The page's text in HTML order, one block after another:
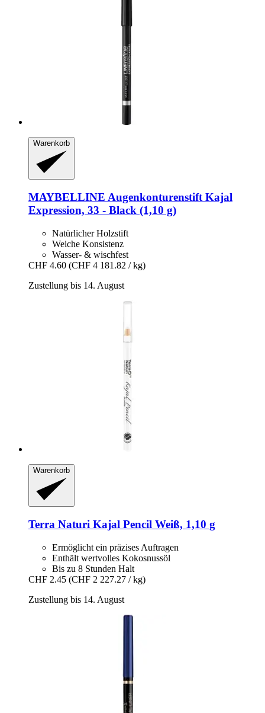
Warenkorb
MAYBELLINE Augenkonturenstift Kajal
Expression, 33 -​ Black (1,10 g)
Natürlicher Holzstift
Weiche Konsistenz
Wasser- & wischfest
CHF 4.60 (CHF 4 181.82 / kg)
Zustellung bis 14. August
Warenkorb
Terra Naturi Kajal Pencil Weiß, 1,10 g
Ermöglicht ein präzises Auftragen
Enthält wertvolles Kokosnussöl
Bis zu 8 Stunden Halt
CHF 2.45 (CHF 2 227.27 / kg)
Zustellung bis 14. August